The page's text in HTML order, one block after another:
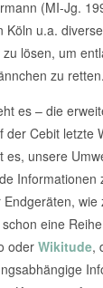
(MI-Jg.
Köln u.a.
zu lösen, um
zu retten.
es – die
der Cebit letzte
es, unsere
Informationen
wie
eine
oder Wikitude,